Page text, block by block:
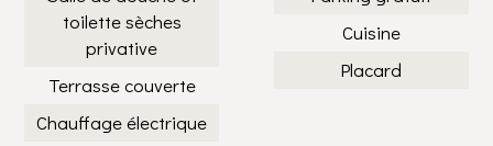
toilette sèches
privative
Terrasse couverte
Chauffage électrique
Cuisine
Placard